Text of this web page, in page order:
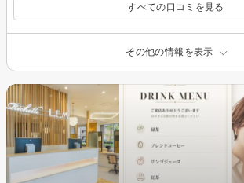
すべての口コミを見る
その他の情報を表示